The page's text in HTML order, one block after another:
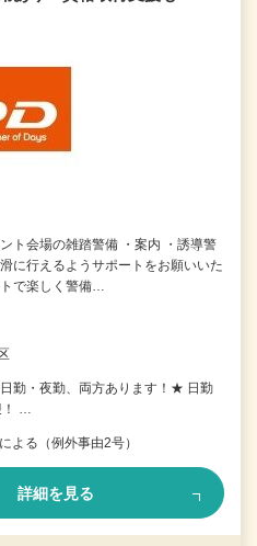
ト会場の雑踏警備 ・案内 ・誘導警
に行えるようサポートをお願いいた
で楽しく警備…
勤・夜勤、両方あります！★ 日勤
！ …
よる（例外事由2号）
詳細を見る